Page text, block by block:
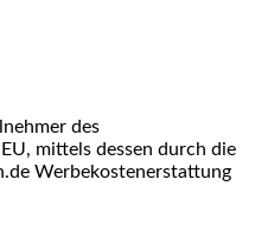
des
mittels dessen durch die
Werbekostenerstattung